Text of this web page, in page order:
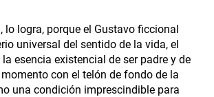
lo logra, porque el Gustavo ficcional
universal del sentido de la vida, el
esencia existencial de ser padre y de
con el telón de fondo de la
una condición imprescindible para